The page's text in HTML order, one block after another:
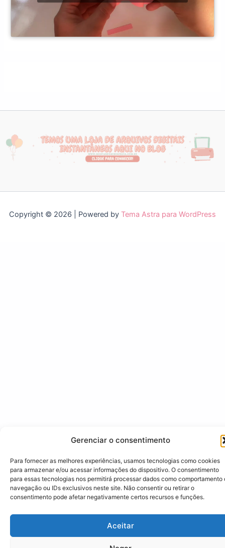
Gerenciar o consentimento
Para fornecer as melhores experiências, usamos tecnologias como cookies
para armazenar e/ou acessar informações do dispositivo. O consentimento
para essas tecnologias nos permitirá processar dados como comportamento
navegação ou IDs exclusivos neste site. Não consentir ou retirar o
consentimento pode afetar negativamente certos recursos e funções.
Aceitar
Copyright © 2026 | Powered by Tema Astra para WordPress